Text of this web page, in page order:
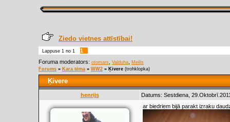
Ziedo vietnes attīstībai!
Lappuse 1 no 1
1
Foruma moderators: otomars Valduha
Meilis
Forums » Kara tēma » WW2 » Ķivere (trohklopka)
Ķivere
henrijs Datums: Sestdiena,
ar biedriem bijā parakt izraku